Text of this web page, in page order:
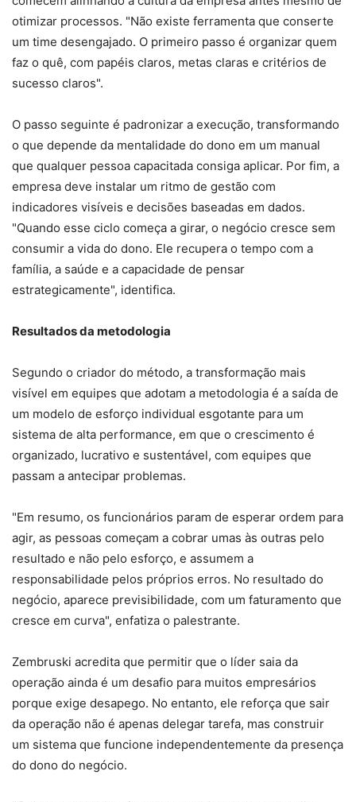
otimizar processos. "Não existe ferramenta que conserte
um time desengajado. O primeiro passo é organizar quem
faz o quê, com papéis claros, metas claras e critérios de
sucesso claros".
O passo seguinte é padronizar a execução, transformando
o que depende da mentalidade do dono em um manual
que qualquer pessoa capacitada consiga aplicar. Por fim, a
empresa deve instalar um ritmo de gestão com
indicadores visíveis e decisões baseadas em dados.
"Quando esse ciclo começa a girar, o negócio cresce sem
consumir a vida do dono. Ele recupera o tempo com a
família, a saúde e a capacidade de pensar
estrategicamente", identifica.
Resultados da metodologia
Segundo o criador do método, a transformação mais
visível em equipes que adotam a metodologia é a saída de
um modelo de esforço individual esgotante para um
sistema de alta performance, em que o crescimento é
organizado, lucrativo e sustentável, com equipes que
passam a antecipar problemas.
"Em resumo, os funcionários param de esperar ordem para
agir, as pessoas começam a cobrar umas às outras pelo
resultado e não pelo esforço, e assumem a
responsabilidade pelos próprios erros. No resultado do
negócio, aparece previsibilidade, com um faturamento que
cresce em curva", enfatiza o palestrante.
Zembruski acredita que permitir que o líder saia da
operação ainda é um desafio para muitos empresários
porque exige desapego. No entanto, ele reforça que sair
da operação não é apenas delegar tarefa, mas construir
um sistema que funcione independentemente da presença
do dono do negócio.